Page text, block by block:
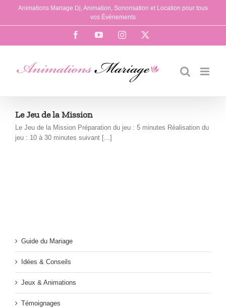
Passer
contenu
Animations Mariage Dj, Animation, Sonorisation et Location pour tous
vos Événements
FacebookYouTubeInstagram
Le Jeu de la Mission
Le Jeu de la Mission Préparation du jeu : 5 minutes Réalisation du
jeu : 10 à 30 minutes suivant [...]
Guide du Mariage
Idées & Conseils
Jeux & Animations
Témoignages